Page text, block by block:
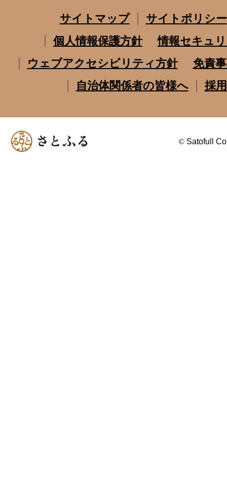
サイトマップ
サイトポリシー
個人情報保護方針
情報セキュ
ウェブアクセシビリティ方針
免責
自治体関係者の皆様へ
採
© Satofull